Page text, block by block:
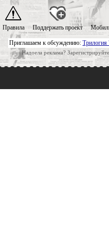
Приглашаем к обсуждению:
Надоела реклама?
Правила Поддержать проект